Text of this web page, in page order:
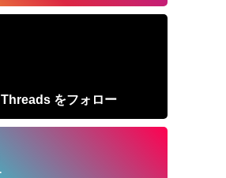
Threads をフォロー